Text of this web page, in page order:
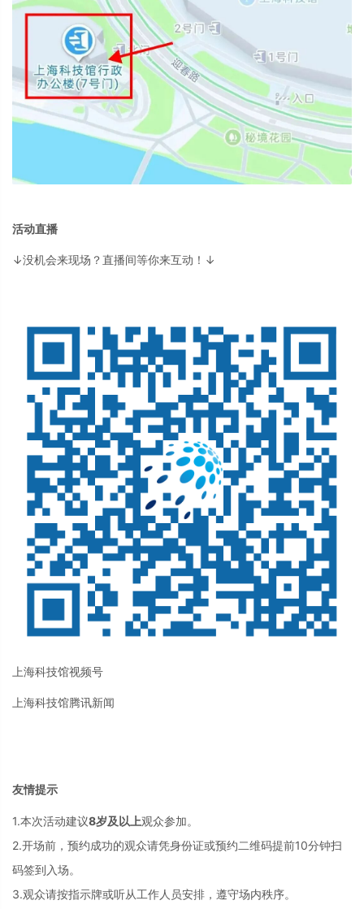
活动直播
↓没机会来现场？直播间等你来互动！↓
上海科技馆视频号
上海科技馆腾讯新闻
友情提示
1.本次活动建议8岁及以上观众参加。
2.开场前，预约成功的观众请凭身份证或预约二维码提前10分钟扫
码签到入场。
3.观众请按指示牌或听从工作人员安排，遵守场内秩序。